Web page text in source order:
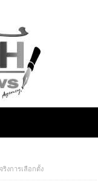
งการเลือกตั้ง